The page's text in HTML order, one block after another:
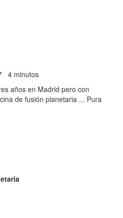
4 minutos
años en Madrid pero con
de fusión planetaria ... Pura